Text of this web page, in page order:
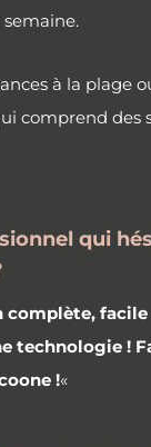
à la plage
comprend des
qui
complète,
technologie !
!«